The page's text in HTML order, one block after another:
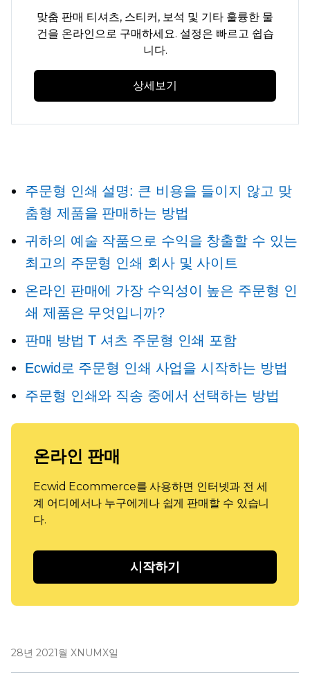
맞춤 판매 티셔츠, 스티커, 보석 및 기타 훌륭한 물
건을 온라인으로 구매하세요. 설정은 빠르고 쉽습
니다.
상세보기
주문형 인쇄 설명: 큰 비용을 들이지 않고 맞
춤형 제품을 판매하는 방법
귀하의 예술 작품으로 수익을 창출할 수 있는
최고의 주문형 인쇄 회사 및 사이트
온라인 판매에 가장 수익성이 높은 주문형 인
쇄 제품은 무엇입니까?
판매 방법T 셔츠 주문형 인쇄 포함
Ecwid로 주문형 인쇄 사업을 시작하는 방법
주문형 인쇄와 직송 중에서 선택하는 방법
온라인 판매
Ecwid Ecommerce를 사용하면 인터넷과 전 세
계 어디에서나 누구에게나 쉽게 판매할 수 있습니
다.
시작하기
28년 2021월 XNUMX일